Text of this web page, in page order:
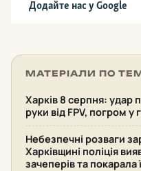
МАТЕРІАЛИ ПО
Харків 8 серпня: удар
руки від FPV, погром у
Небезпечні розваги
Харківщині поліція
зачеперів та покарала